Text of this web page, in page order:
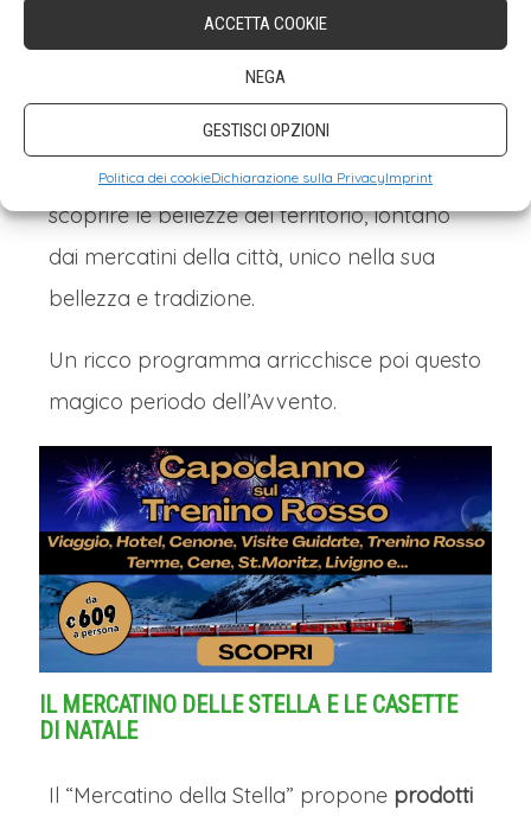
ACCETTA COOKIE
NEGA
GESTISCI OPZIONI
Politica dei cookieDichiarazione sulla PrivacyImprint
(nel vero senso della parola) dentro al
presepe e scoprire, passo dopo passo,
angoli suggestivi ed emozionanti. Il
Mercatino di Natale di Faedo ti farà poi
scoprire le bellezze del territorio, lontano
dai mercatini della città, unico nella sua
bellezza e tradizione.
Un ricco programma arricchisce poi questo
magico periodo dell’Avvento.
IL MERCATINO DELLE STELLA E LE CASETTE
DI NATALE
Il “Mercatino della Stella” propone prodotti